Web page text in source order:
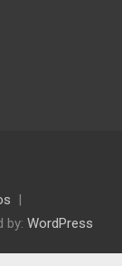
by: WordPress